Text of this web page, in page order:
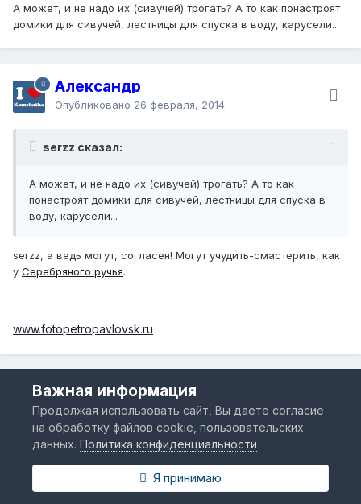
А может, и не надо их (сивучей) трогать? А то как понастроят
домики для сивучей, лестницы для спуска в воду, карусели...
Александр
Опубликовано 26 февраля, 2014
serzz сказал:
А может, и не надо их (сивучей) трогать? А то как
понастроят домики для сивучей, лестницы для спуска в
воду, карусели...
serzz, а ведь могут, согласен! Могут учудить-смастерить, как
у Серебряного ручья.
www.fotopetropavlovsk.ru
Александр
Опубликовано26 февраля, 2014
Кстати, скоро приедут знакомые туристы из
Важная информация
Продолжая использовать сайт, Вы даете согласие
на обработку файлов cookie, пользовательских
данных.Политика конфиденциальности
Я принимаю